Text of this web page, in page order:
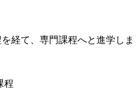
経て、専門課程へと進学し
程